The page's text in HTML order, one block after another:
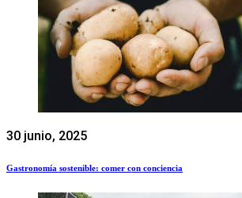
30 junio, 2025
Gastronomía sostenible: comer con conciencia